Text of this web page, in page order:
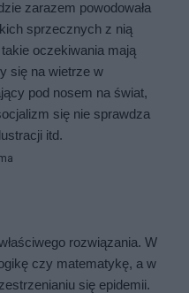
zarazem powodowała
sprzecznych z nią
oczekiwania mają
się na wietrze w
pod nosem na świat,
się nie sprawdza
itd.
rozwiązania. W
czy matematykę, a w
się epidemii.